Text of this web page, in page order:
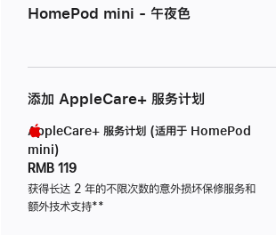
HomePod mini - 午夜色
添加 AppleCare+ 服务计划
AppleCare+ 服务计划 (适用于 HomePod
mini)
RMB 119
获得长达 2 年的不限次数的意外损坏保修服务和
额外技术支持脚
**